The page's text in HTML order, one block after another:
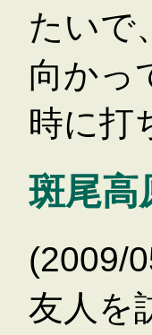
たいで
向かっ
時に打
斑尾高
(2009/
友人を